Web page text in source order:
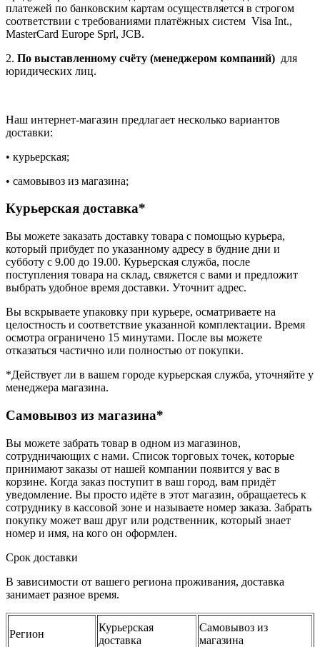
платежей по банковским картам осуществляется в строгом
соответствии с требованиями платёжных систем Visa Int.,
MasterCard Europe Sprl, JCB.
2. По выставленному счёту (менеджером компаний) для
юридических лиц.
Наш интернет-магазин предлагает несколько вариантов
доставки:
• курьерская;
• самовывоз из магазина;
Курьерская доставка*
Вы можете заказать доставку товара с помощью курьера,
который прибудет по указанному адресу в будние дни и
субботу с 9.00 до 19.00. Курьерская служба, после
поступления товара на склад, свяжется с вами и предложит
выбрать удобное время доставки. Уточнит адрес.
Вы вскрываете упаковку при курьере, осматриваете на
целостность и соответствие указанной комплектации. Время
осмотра ограничено 15 минутами. После вы можете
отказаться частично или полностью от покупки.
*Действует ли в вашем городе курьерская служба, уточняйте у
менеджера магазина.
Самовывоз из магазина*
Вы можете забрать товар в одном из магазинов,
сотрудничающих с нами. Список торговых точек, которые
принимают заказы от нашей компании появится у вас в
корзине. Когда заказ поступит в ваш город, вам придёт
уведомление. Вы просто идёте в этот магазин, обращаетесь к
сотруднику в кассовой зоне и называете номер заказа. Забрать
покупку может ваш друг или родственник, который знает
номер и имя, на кого он оформлен.
Срок доставки
В зависимости от вашего региона проживания, доставка
занимает разное время.
Регион
Курьерская
доставка
Самовывоз из
магазина